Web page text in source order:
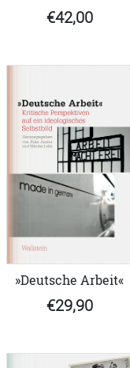
€42,00
»Deutsche Arbeit«
€29,90